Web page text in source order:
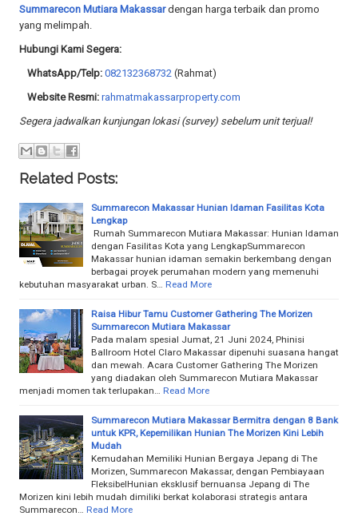
Summarecon Mutiara Makassardengan harga terbaik dan promo
yang melimpah.
Hubungi Kami Segera:
WhatsApp/Telp: 082132368732 (Rahmat)
Website Resmi: rahmatmakassarproperty.com
Segera jadwalkan kunjungan lokasi (survey) sebelum unit terjual!
Related Posts:
Summarecon Makassar Hunian Idaman Fasilitas Kota
Lengkap
Rumah Summarecon Mutiara Makassar: Hunian Idaman
dengan Fasilitas Kota yang LengkapSummarecon
Makassar hunian idaman semakin berkembang dengan
berbagai proyek perumahan modern yang memenuhi
kebutuhan masyarakat urban. S…
Read More
Raisa Hibur Tamu Customer Gathering The Morizen
Summarecon Mutiara Makassar
Pada malam spesial Jumat, 21 Juni 2024, Phinisi
Ballroom Hotel Claro Makassar dipenuhi suasana hangat
dan mewah. Acara Customer Gathering The Morizen
yang diadakan oleh Summarecon Mutiara Makassar
menjadi momen tak terlupakan…
Read More
Summarecon Mutiara Makassar Bermitra dengan 8 Bank
untuk KPR, Kepemilikan Hunian The Morizen Kini Lebih
Mudah
Kemudahan Memiliki Hunian Bergaya Jepang di The
Morizen, Summarecon Makassar, dengan Pembiayaan
FleksibelHunian eksklusif bernuansa Jepang di The
Morizen kini lebih mudah dimiliki berkat kolaborasi strategis antara
Summarecon…
Read More